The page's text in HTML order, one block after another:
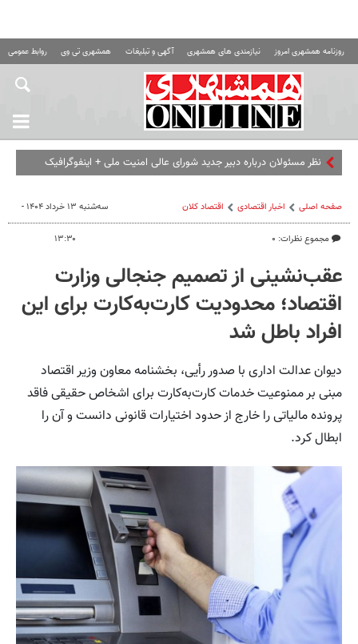
روزنامه همشهری امروز نیازمندی های همشهری آگهی و تبلیغات همشهری تی وی روابط عمومی
نظر مسئولان درباره دبیر جدید شورای عالی امنیت ملی + اینفوگرافیک
صفحه اصلی اخبار اقتصادی اقتصاد كلان
مجموع نظرات: ۰
سه‌شنبه ۱۳ خرداد ۱۴۰۴ -
۱۳:۳۰
عقب‌نشینی از تصمیم جنجالی وزارت
اقتصاد؛ محدودیت کارت‌به‌کارت برای این
افراد باطل شد
دیوان عدالت اداری با صدور رأیی، بخشنامه معاون وزیر اقتصاد
مبنی بر ممنوعیت خدمات کارت‌به‌کارت برای اشخاص حقیقی فاقد
پرونده مالیاتی را خارج از حدود اختیارات قانونی دانست و آن را
ابطال کرد.